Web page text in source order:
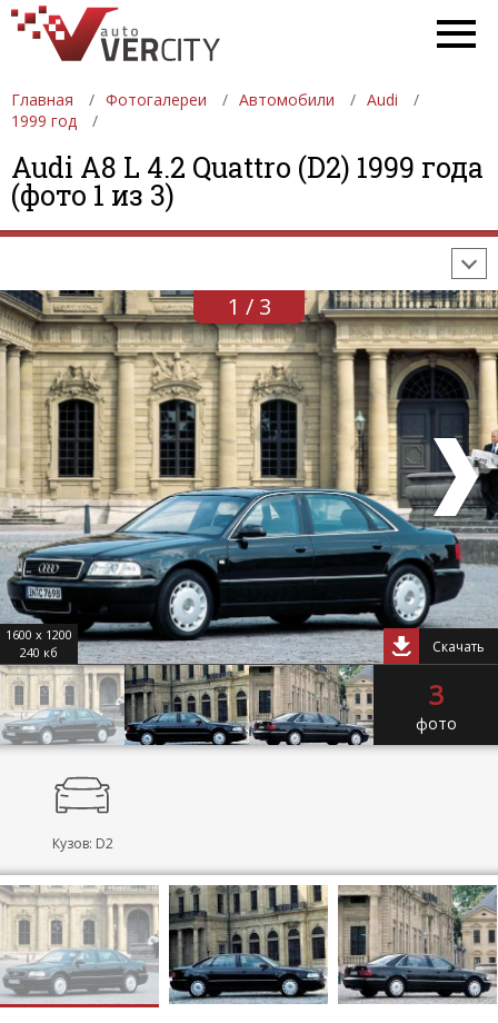
Главная Фотогалереи Автомобили
Audi
1999 год
Audi A8 L 4.2 Quattro (D2) 1999 года
(фото 1 из 3)
ФОТОГАЛЕРЕИ АВТОМОБИЛИ
ДЕВУШКИ
АВТОСАЛОНЫ
ФОРМУЛА-1
1 / 3
1600 x 1200
240 кб
Скачать
3
фото
Кузов: D2